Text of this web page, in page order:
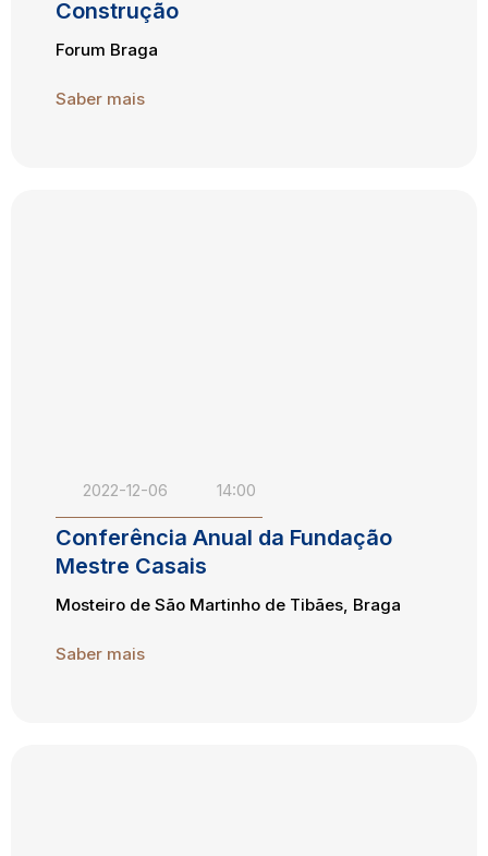
Construção
Forum Braga
Saber mais
2022-12-06 14:00
Conferência Anual da Fundação
Mestre Casais
Mosteiro de São Martinho de Tibães, Braga
Saber mais